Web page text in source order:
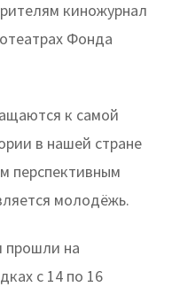
киножурнал
Фонда
к самой
в нашей стране
перспективным
молодёжь.
прошли на
с 14 по 16